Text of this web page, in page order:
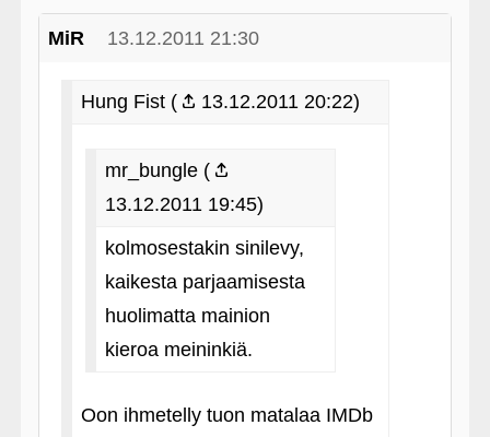
MiR 13.12.2011 21:30
Hung Fist ( 13.12.2011 20:22)
mr_bungle (
13.12.2011 19:45)
kolmosestakin sinilevy,
kaikesta parjaamisesta
huolimatta mainion
kieroa meininkiä.
Oon ihmetelly tuon matalaa IMDb